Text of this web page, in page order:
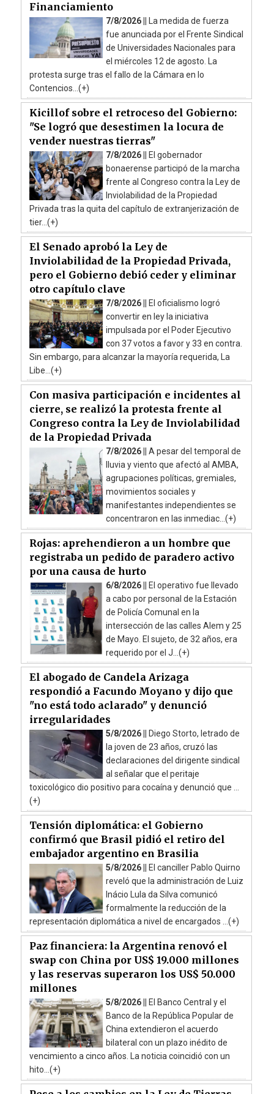
Financiamiento
7/8/2026 ||
La medida de fuerza
fue anunciada por el Frente Sindical
de Universidades Nacionales para
el miércoles 12 de agosto. La
protesta surge tras el fallo de la Cámara en lo
Contencios...(+)
Kicillof sobre el retroceso del Gobierno:
"Se logró que desestimen la locura de
vender nuestras tierras"
7/8/2026 ||
El gobernador
bonaerense participó de la marcha
frente al Congreso contra la Ley de
Inviolabilidad de la Propiedad
Privada tras la quita del capítulo de extranjerización de
tier...(+)
El Senado aprobó la Ley de
Inviolabilidad de la Propiedad Privada,
pero el Gobierno debió ceder y eliminar
otro capítulo clave
7/8/2026 ||
El oficialismo logró
convertir en ley la iniciativa
impulsada por el Poder Ejecutivo
con 37 votos a favor y 33 en contra.
Sin embargo, para alcanzar la mayoría requerida, La
Libe...(+)
Con masiva participación e incidentes al
cierre, se realizó la protesta frente al
Congreso contra la Ley de Inviolabilidad
de la Propiedad Privada
7/8/2026 || A pesar del temporal de
lluvia y viento que afectó al AMBA,
agrupaciones políticas, gremiales,
movimientos sociales y
manifestantes independientes se
concentraron en las inmediac...(+)
Rojas: aprehendieron a un hombre que
registraba un pedido de paradero activo
por una causa de hurto
6/8/2026 ||
El operativo fue llevado
a cabo por personal de la Estación
de Policía Comunal en la
intersección de las calles Alem y 25
de Mayo. El sujeto, de 32 años, era
requerido por el J...(+)
El abogado de Candela Arizaga
respondió a Facundo Moyano y dijo que
"no está todo aclarado" y denunció
irregularidades
5/8/2026 ||
Diego Storto, letrado de
la joven de 23 años, cruzó las
declaraciones del dirigente sindical
al señalar que el peritaje
toxicológico dio positivo para cocaína y denunció que ...
(+)
Tensión diplomática: el Gobierno
confirmó que Brasil pidió el retiro del
embajador argentino en Brasilia
5/8/2026 ||
El canciller Pablo Quirno
reveló que la administración de Luiz
Inácio Lula da Silva comunicó
formalmente la reducción de la
representación diplomática a nivel de encargados ...(+)
Paz financiera: la Argentina renovó el
swap con China por US$ 19.000 millones
y las reservas superaron los US$ 50.000
millones
5/8/2026 ||
El Banco Central y el
Banco de la República Popular de
China extendieron el acuerdo
bilateral con un plazo inédito de
vencimiento a cinco años. La noticia coincidió con un
hito...(+)